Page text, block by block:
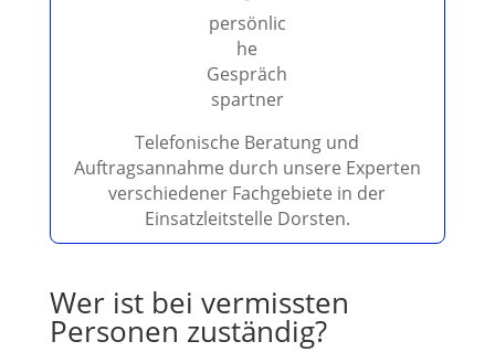
Telefonische Beratung und
Auftragsannahme durch unsere Experten
verschiedener Fachgebiete in der
Einsatzleitstelle Dorsten.
Wer ist bei vermissten
Personen zuständig?